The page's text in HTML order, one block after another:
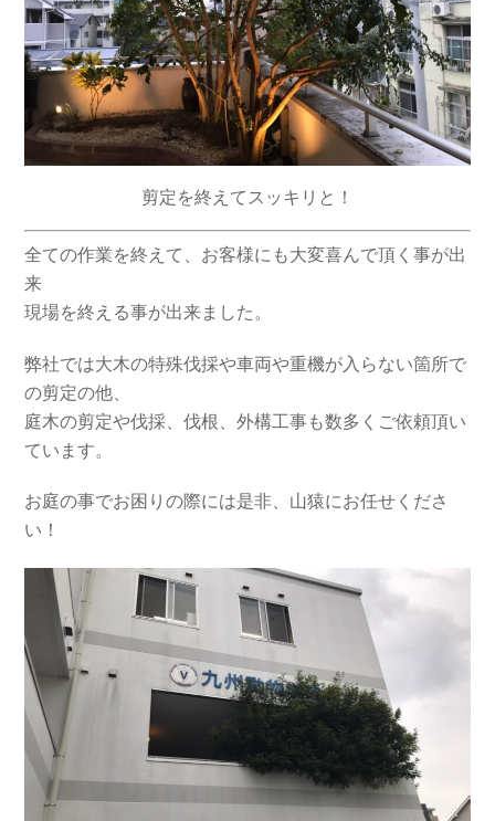
剪定を終えてスッキリと！
全ての作業を終えて、お客様にも大変喜んで頂く事が出
来
現場を終える事が出来ました。
弊社では大木の特殊伐採や車両や重機が入らない箇所で
の剪定の他、
庭木の剪定や伐採、伐根、外構工事も数多くご依頼頂い
ています。
お庭の事でお困りの際には是非、山猿にお任せくださ
い！